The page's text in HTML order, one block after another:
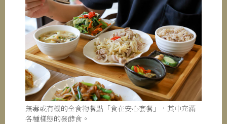
無毒或有機的全食物餐點「食在安心套餐」，其中充滿
各種樣態的發酵食。